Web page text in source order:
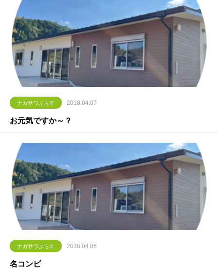
ナガサワぷらす 2018.04.07
お元気ですか～？
ナガサワぷらす 2018.04.06
名コンビ